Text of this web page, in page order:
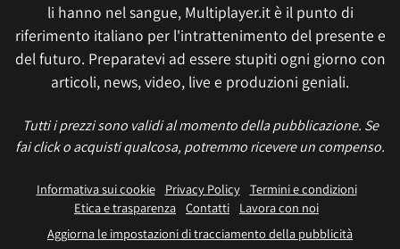
li hanno nel sangue, Multiplayer.it è il punto di
riferimento italiano per l'intrattenimento del presente e
del futuro. Preparatevi ad essere stupiti ogni giorno con
articoli, news, video, live e produzioni geniali.
Tutti i prezzi sono validi al momento della pubblicazione. Se
fai click o acquisti qualcosa, potremmo ricevere un compenso.
Informativa sui cookie Privacy Policy
Termini e condizioni
Etica e trasparenza Contatti
Lavora con noi
Aggiorna le impostazioni di tracciamento della pubblicità